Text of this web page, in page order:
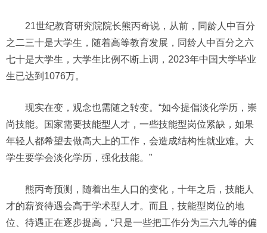
21世纪教育研究院院长熊丙奇说，从前，同龄人中百分
之二三十是大学生，随着高等教育发展，同龄人中百分之六
七十是大学生，大学生比例不断上调，2023年中国大学毕业
生已达到1076万。
现实在变，观念也需随之转变。“如今提倡淡化学历，崇
尚技能。国家需要技能型人才，一些技能型岗位紧缺，如果
年轻人都希望去做高大上的工作，会造成结构性就业难。大
学生要学会淡化学历，强化技能。”
熊丙奇预测，随着出生人口的变化，十年之后，技能人
才的薪资待遇会高于学术型人才。而且，技能型岗位的地
位、待遇正在逐步提高，“只是一些把工作分为三六九等的偏